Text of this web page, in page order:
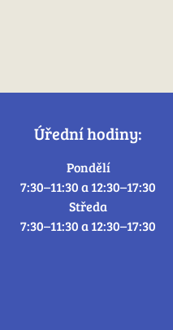
Úřední hodiny:
Pondělí
7:30–11:30 a 12:30–17:30
Středa
7:30–11:30 a 12:30–17:30